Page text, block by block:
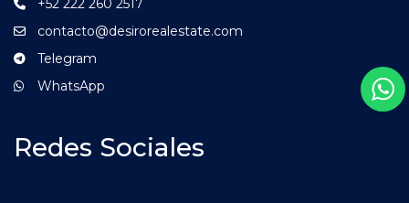
+52 222 260 2517
contacto@desirorealestate.com
Telegram
WhatsApp
Redes Sociales